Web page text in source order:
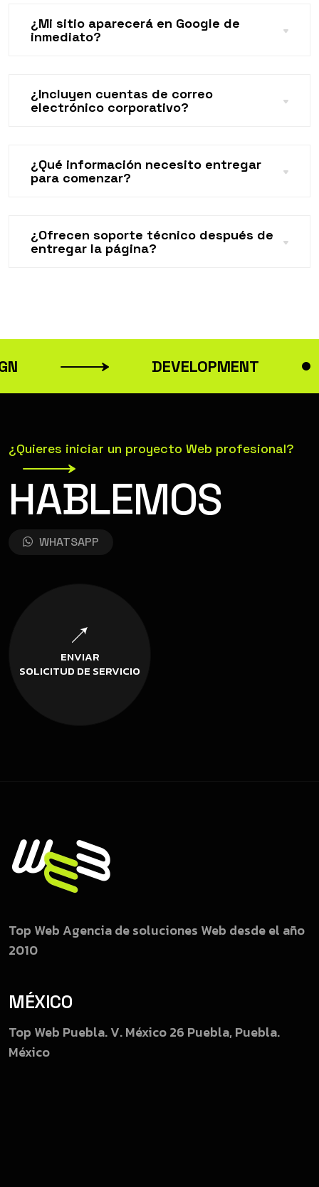
¿Mi sitio aparecerá en Google de
inmediato?
¿Incluyen cuentas de correo
electrónico corporativo?
¿Qué información necesito entregar
para comenzar?
¿Ofrecen soporte técnico después de
entregar la página?
DEVELOPMENT
¿Quieres iniciar un proyecto Web profesional?
HABLEMOS
WHATSAPP
ENVIAR
SOLICITUD DE SERVICIO
Top Web Agencia de soluciones Web desde el año
2010
MÉXICO
Top Web Puebla.V. México 26 Puebla, Puebla.
México